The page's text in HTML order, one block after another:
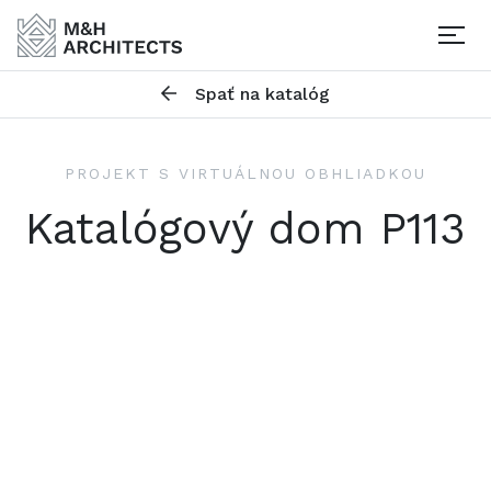
Spať na katalóg
PROJEKT S VIRTUÁLNOU OBHLIADKOU
Katalógový dom P113